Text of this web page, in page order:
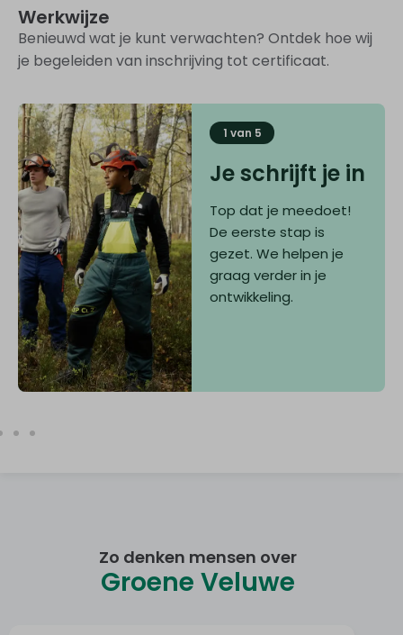
Werkwijze
Benieuwd wat je kunt verwachten? Ontdek hoe wij
je begeleiden van inschrijving tot certificaat.
1 van 5
Je schrijft je in
Top dat je meedoet!
De eerste stap is
gezet. We helpen je
graag verder in je
ontwikkeling.
Zo denken mensen over
Groene Veluwe